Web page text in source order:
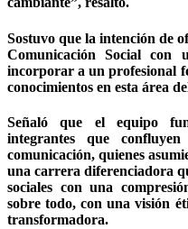
Sostuvo que la intención de
Comunicación Social con
incorporar a un profesional
conocimientos en esta área
Señaló que el equipo
integrantes que
comunicación, quienes
una carrera diferenciadora
sociales con una
sobre todo, con una visión
transformadora.